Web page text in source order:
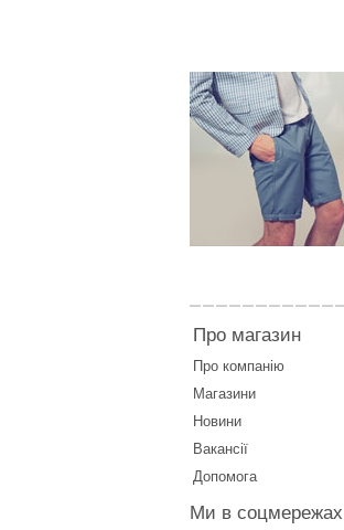
Про магазин
Про компанію
Магазини
Новини
Вакансії
Допомога
Ми в соцмережах